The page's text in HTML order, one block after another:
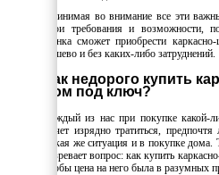
Принимая во внимание все эти
свои требования и возможности,
рынка сможет приобрести
дешево и без каких-либо затруднений.
Как недорого купить
дом под ключ?
Каждый из нас при покупке какой-
хочет изрядно тратиться,
Такая же ситуация и в покупке
назревает вопрос: как купить
чтобы цена на него была в разумных